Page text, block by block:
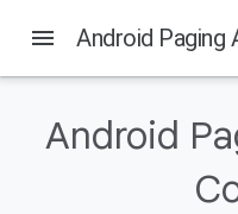
简介
学习内容
menu Android Paging
Android